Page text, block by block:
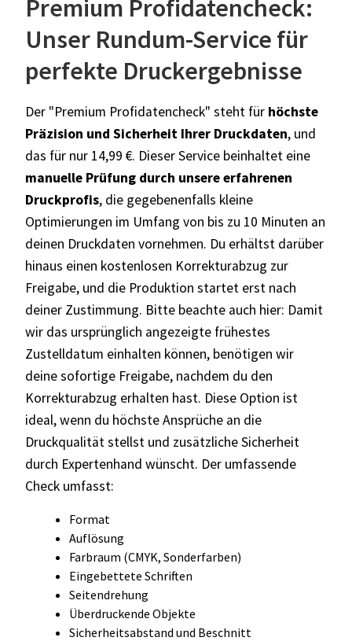
Premium Profidatencheck:
Unser Rundum-Service für
perfekte Druckergebnisse
Der "Premium Profidatencheck" steht für höchste
Präzision und Sicherheit Ihrer Druckdaten, und
das für nur 14,99 €. Dieser Service beinhaltet eine
manuelle Prüfung durch unsere erfahrenen
Druckprofis, die gegebenenfalls kleine
Optimierungen im Umfang von bis zu 10 Minuten an
deinen Druckdaten vornehmen. Du erhältst darüber
hinaus einen kostenlosen Korrekturabzug zur
Freigabe, und die Produktion startet erst nach
deiner Zustimmung. Bitte beachte auch hier: Damit
wir das ursprünglich angezeigte frühestes
Zustelldatum einhalten können, benötigen wir
deine sofortige Freigabe, nachdem du den
Korrekturabzug erhalten hast. Diese Option ist
ideal, wenn du höchste Ansprüche an die
Druckqualität stellst und zusätzliche Sicherheit
durch Expertenhand wünscht. Der umfassende
Check umfasst:
Format
Auflösung
Farbraum (CMYK, Sonderfarben)
Eingebettete Schriften
Seitendrehung
Überdruckende Objekte
Sicherheitsabstand und Beschnitt